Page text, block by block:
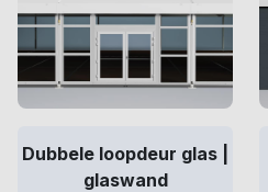
Dubbele loopdeur glas |
glaswand